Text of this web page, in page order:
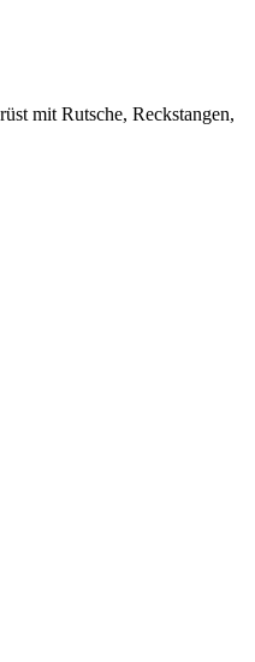
mit Rutsche, Reckstangen,